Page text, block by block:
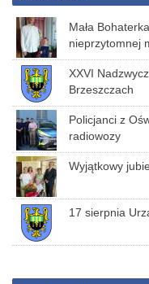
Mała
nieprzytomnej
XXVI
Brzeszczach
Policjanci z
radiowozy
Wyjątkowy
17 sierpnia